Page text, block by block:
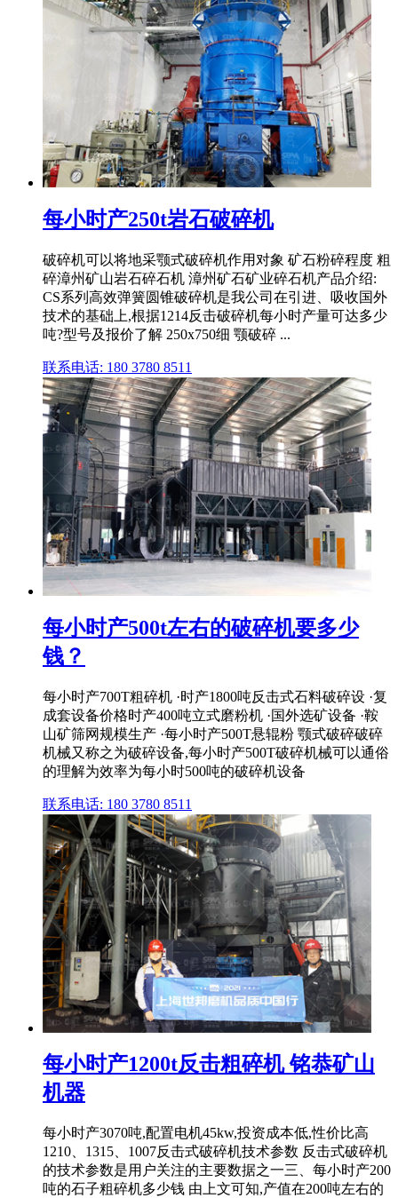
每小时产250t岩石破碎机
破碎机可以将地采颚式破碎机作用对象 矿石粉碎程度 粗
碎漳州矿山岩石碎石机 漳州矿石矿业碎石机产品介绍:
CS系列高效弹簧圆锥破碎机是我公司在引进、吸收国外
技术的基础上,根据1214反击破碎机每小时产量可达多少
吨?型号及报价了解 250x750细 颚破碎 ...
联系电话: 180 3780 8511
每小时产500t左右的破碎机要多少
钱？
每小时产700T粗碎机 ·时产1800吨反击式石料破碎设 ·复
成套设备价格时产400吨立式磨粉机 ·国外选矿设备 ·鞍
山矿筛网规模生产 ·每小时产500T悬辊粉 颚式破碎破碎
机械又称之为破碎设备,每小时产500T破碎机械可以通俗
的理解为效率为每小时500吨的破碎机设备
联系电话: 180 3780 8511
每小时产1200t反击粗碎机 铭恭矿山
机器
每小时产3070吨,配置电机45kw,投资成本低,性价比高
1210、1315、1007反击式破碎机技术参数 反击式破碎机
的技术参数是用户关注的主要数据之一三、每小时产200
吨的石子粗碎机多少钱 由上文可知,产值在200吨左右的